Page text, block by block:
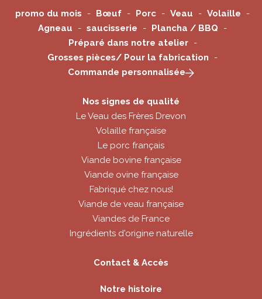
promo du mois Bœuf Porc Veau
Volaille
Agneau
saucisserie
Plancha / BBQ
Préparé dans notre atelier
Grosses pièces/ Pour la fabrication
Commande personnalisée
Nos signes de qualité
Le Veau des Frères Drevon
Volaille française
Le porc français
Viande bovine française
Viande ovine française
Fabriqué chez nous!
Viande de veau française
Viandes de France
Ingrédients d'origine naturelle
Contact & Accès
Notre histoire